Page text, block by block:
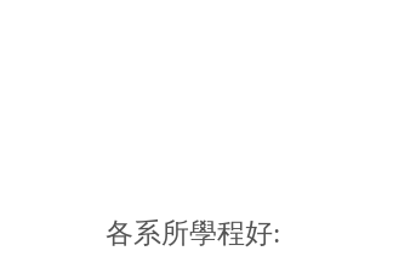
各系所學程好: